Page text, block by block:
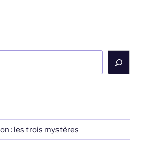
: les trois mystères